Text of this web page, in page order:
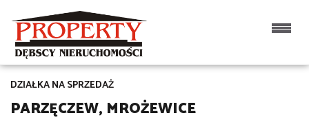
PARZĘCZEW, MROŻEWICE
DZIAŁKA NA SPRZEDAŻ